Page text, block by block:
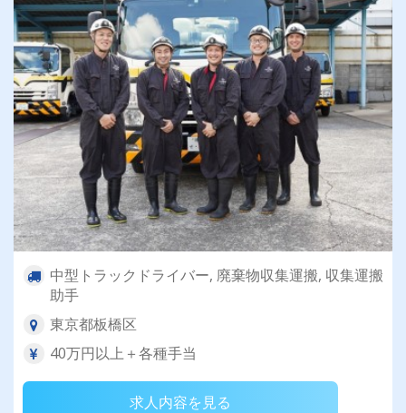
中型トラックドライバー, 廃棄物収集運搬, 収集運搬
助手
東京都板橋区
40万円以上＋各種手当
求人内容を見る